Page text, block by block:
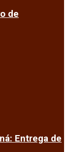
de
Entrega de